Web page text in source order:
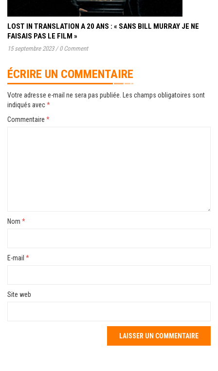
LOST IN TRANSLATION A 20 ANS : « SANS BILL MURRAY JE NE
FAISAIS PAS LE FILM »
15 septembre 2023 / 0 Comment
ÉCRIRE UN COMMENTAIRE
Votre adresse e-mail ne sera pas publiée.
Les champs obligatoires sont
indiqués avec*
Commentaire *
Nom *
E-mail *
Site web